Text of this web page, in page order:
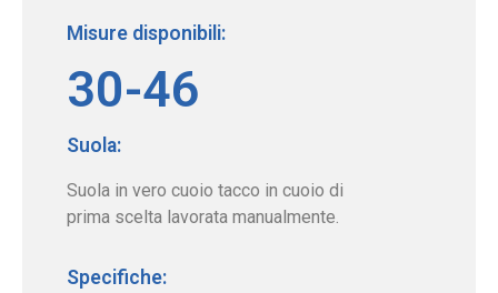
Misure disponibili:
30-46
Suola:
Suola in vero cuoio tacco in cuoio di
prima scelta lavorata manualmente.
Specifiche: